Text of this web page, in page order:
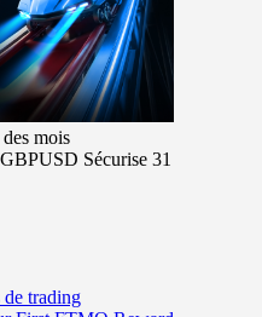
mois
Sécurise 31
de trading